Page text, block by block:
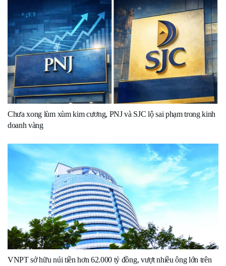
Chưa xong lùm xùm kim cương, PNJ và SJC lộ sai phạm trong kinh
doanh vàng
VNPT sở hữu núi tiền hơn 62.000 tỷ đồng, vượt nhiều ông lớn trên